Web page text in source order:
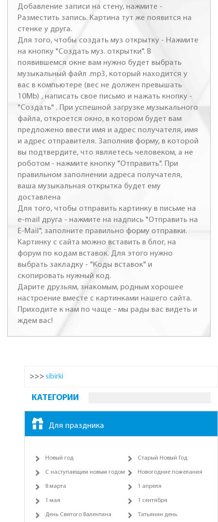
Добавление записи на стену, нажмите -
Разместить запись. Картина тут же появится на
стенке у друга.
Для того, чтобы создать муз открытку - Нажмите
на кнопку "Создать муз. открытки". В
появившемся окне вам нужно будет выбрать
музыкальный файл .mp3, который находится у
вас в компьютере (вес не должен превышать
10Mb) , написать свое письмо и нажать кнопку -
"Создать" . При успешной загрузке музыкального
файла, откроется окно, в котором будет вам
предложено ввести имя и адрес получателя, имя
и адрес отправителя. Заполнив форму, в которой
вы подтвердите, что являетесь человеком, а не
роботом - нажмите кнопку "Отправить". При
правильном заполнении адреса получателя,
ваша музыкальная открытка будет ему
доставлена
Для того, чтобы отправить картинку в письме на
e-mail друга - нажмите на надпись "Отправить на
E-Mail", заполните правильно форму отправки.
Картинку с сайта можно вставить в блог, на
форум по кодам вставок. Для этого нужно
выбрать закладку - "Коды вставок" и
скопировать нужный код.
Дарите друзьям, знакомым, родным хорошее
настроение вместе с картинками нашего сайта.
Приходите к нам по чаще - мы рады вас видеть и
ждем вас!
>>> sibirki
КАТЕГОРИИ
Для праздника
Новый год Старый Новый Год
С наступающим новым годом Новогодние пожелания
8 марта 1 апреля
1 мая 1 сентября
День Святого Валентина Татьянин день